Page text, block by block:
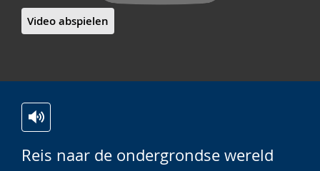
Video abspielen
Reis naar de ondergrondse wereld
Leichten
Audio-
Video